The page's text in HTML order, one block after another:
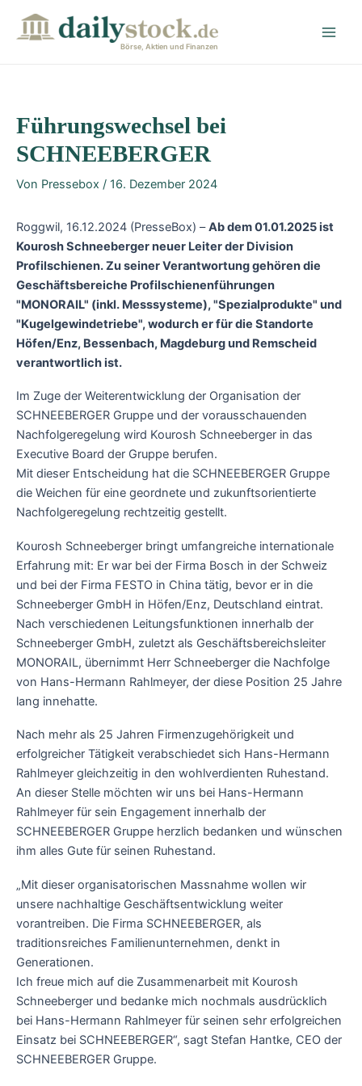
Börse, Aktien und Finanzen
Führungswechsel bei
SCHNEEBERGER
Von Pressebox / 16. Dezember 2024
Roggwil, 16.12.2024 (PresseBox) –Ab dem 01.01.2025 ist
Kourosh Schneeberger neuer Leiter der Division
Profilschienen. Zu seiner Verantwortung gehören die
Geschäftsbereiche Profilschienenführungen
"MONORAIL" (inkl. Messsysteme), "Spezialprodukte" und
"Kugelgewindetriebe", wodurch er für die Standorte
Höfen/Enz, Bessenbach, Magdeburg und Remscheid
verantwortlich ist.
Im Zuge der Weiterentwicklung der Organisation der
SCHNEEBERGER Gruppe und der vorausschauenden
Nachfolgeregelung wird Kourosh Schneeberger in das
Executive Board der Gruppe berufen.
Mit dieser Entscheidung hat die SCHNEEBERGER Gruppe
die Weichen für eine geordnete und zukunftsorientierte
Nachfolgeregelung rechtzeitig gestellt.
Kourosh Schneeberger bringt umfangreiche internationale
Erfahrung mit: Er war bei der Firma Bosch in der Schweiz
und bei der Firma FESTO in China tätig, bevor er in die
Schneeberger GmbH in Höfen/Enz, Deutschland eintrat.
Nach verschiedenen Leitungsfunktionen innerhalb der
Schneeberger GmbH, zuletzt als Geschäftsbereichsleiter
MONORAIL, übernimmt Herr Schneeberger die Nachfolge
von Hans-Hermann Rahlmeyer, der diese Position 25 Jahre
lang innehatte.
Nach mehr als 25 Jahren Firmenzugehörigkeit und
erfolgreicher Tätigkeit verabschiedet sich Hans-Hermann
Rahlmeyer gleichzeitig in den wohlverdienten Ruhestand.
An dieser Stelle möchten wir uns bei Hans-Hermann
Rahlmeyer für sein Engagement innerhalb der
SCHNEEBERGER Gruppe herzlich bedanken und wünschen
ihm alles Gute für seinen Ruhestand.
„Mit dieser organisatorischen Massnahme wollen wir
unsere nachhaltige Geschäftsentwicklung weiter
vorantreiben. Die Firma SCHNEEBERGER, als
traditionsreiches Familienunternehmen, denkt in
Generationen.
Ich freue mich auf die Zusammenarbeit mit Kourosh
Schneeberger und bedanke mich nochmals ausdrücklich
bei Hans-Hermann Rahlmeyer für seinen sehr erfolgreichen
Einsatz bei SCHNEEBERGER“, sagt Stefan Hantke, CEO der
SCHNEEBERGER Gruppe.